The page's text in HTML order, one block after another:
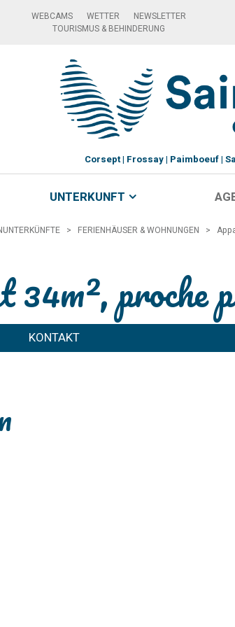
WEBCAMS WETTER
NEWSLETTER
TOURISMUS & BEHINDERUNG
Corsept Frossay Paimboeuf
UNTERKUNFT
> FERIENHÄUSER & WOHNUNGEN >
34m², proche
KONTAKT